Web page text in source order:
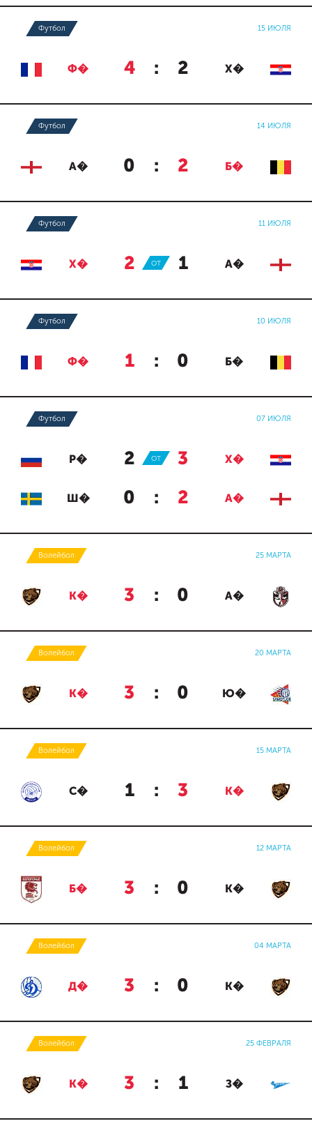
Футбол 15 ИЮЛЯ
Ф� 4 : 2 Х�
Футбол 14 ИЮЛЯ
А� 0 : 2 Б�
Футбол 11 ИЮЛЯ
Х� 2 : 1 А�
ОТ
Футбол 10 ИЮЛЯ
Ф� 1 : 0 Б�
Футбол 07 ИЮЛЯ
Р� 2 : 3 Х�
ОТ
Ш� 0 : 2 А�
Волейбол 25 МАРТА
К� 3 : 0 А�
Волейбол 20 МАРТА
К� 3 : 0 Ю�
Волейбол 15 МАРТА
С� 1 : 3 К�
Волейбол 12 МАРТА
Б� 3 : 0 К�
Волейбол 04 МАРТА
Д� 3 : 0 К�
Волейбол 25 ФЕВРАЛЯ
К� 3 : 1 З�